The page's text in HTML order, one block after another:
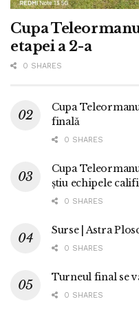
Cupa
etapei a 2-a
0 SHARES
Cupa
finală
0 SHARES
Cupa
știu echipele
0 SHARES
Surse | Astra
0 SHARES
Turneul final se
0 SHARES